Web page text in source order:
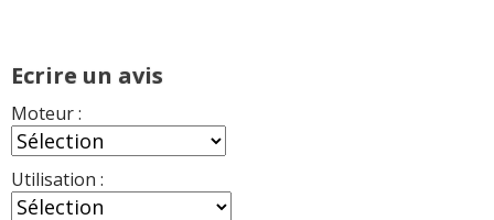
16.5/20
64000
10/20
2.0 TDI 150 ch Manuel 72000km 2013
(6 )
2.0 TDI 150 ch
Ecrire un avis
Moteur :
Utilisation :